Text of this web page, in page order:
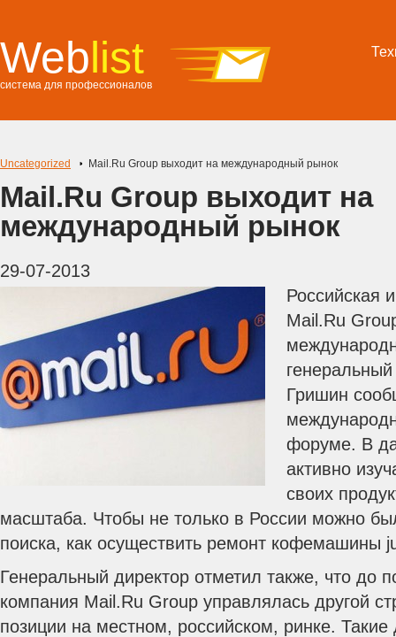
Weblist
система для профессионалов
Uncategorized Mail.Ru Group выходит на международный рынок
Mail.Ru Group выходит на
международный рынок
29-07-2013
Российская
Mail.Ru
Гришин
форуме. В
активно
своих
масштаба. Чтобы не только в России можно
поиска, как осуществить ремонт кофемашины
Генеральный директор отметил также, что до
компания Mail.Ru Group управлялась другой
позиции на местном, российском, ринке.